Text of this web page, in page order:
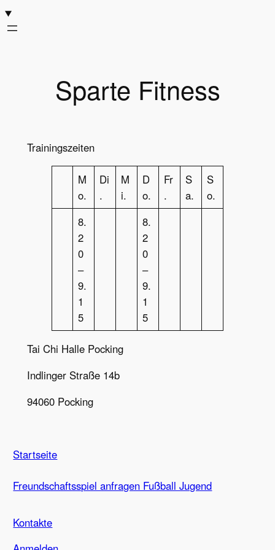
Zum
Inhalt
Sparte Fitness
Trainingszeiten
M
o.
Di
.
M
i.
D
o.
Fr
.
S
a.
S
o.
8.
2
0
–
9.
1
5
8.
2
0
–
9.
1
5
Tai Chi Halle Pocking
Indlinger Straße 14b
94060 Pocking
Startseite
Freundschaftsspiel anfragen Fußball Jugend
Kontakte